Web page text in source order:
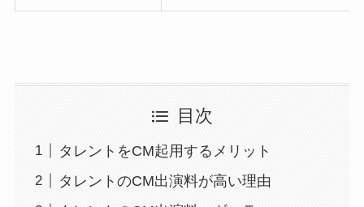
目次
タレントをCM起用するメリット
タレントのCM出演料が高い理由